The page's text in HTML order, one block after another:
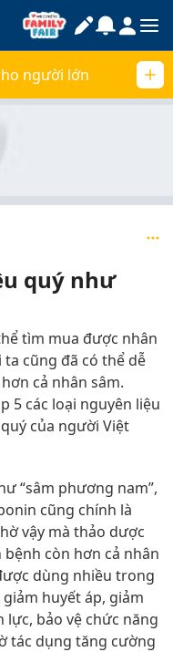
người lớn
quý như
tìm mua được nhân
cũng đã có thể dễ
cả nhân sâm.
5 các loại nguyên liệu
của người Việt
“sâm phương nam”,
cũng chính là
vậy mà thảo dược
còn hơn cả nhân
dùng nhiều trong
huyết áp, giảm
lực, bảo vệ chức năng
tác dụng tăng cường